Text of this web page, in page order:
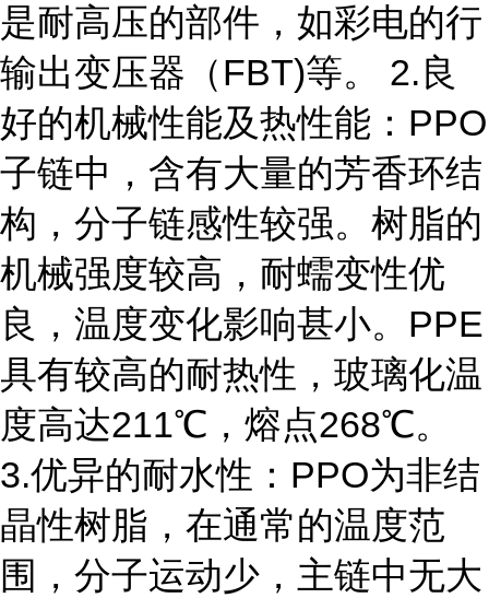
是耐高压的部件，如彩电的行
输出变压器（FBT)等。 2.良
好的机械性能及热性能：PPO
子链中，含有大量的芳香环结
构，分子链感性较强。树脂的
机械强度较高，耐蠕变性优
良，温度变化影响甚小。PPE
具有较高的耐热性，玻璃化温
度高达211℃，熔点268℃。
3.优异的耐水性：PPO为非结
晶性树脂，在通常的温度范
围，分子运动少，主链中无大